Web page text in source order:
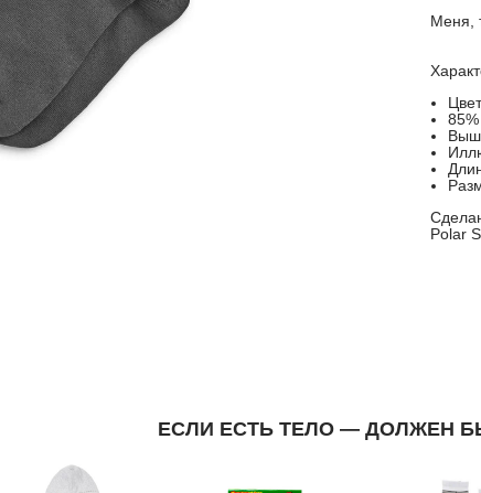
Меня,
Polar
ЕСЛИ ЕСТЬ ТЕЛО — ДОЛЖЕН